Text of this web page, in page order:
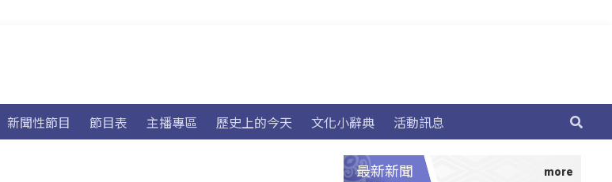
新聞性節目 節目表 主播專區 歷史上的今天 文化小辭典 活動訊息
最新新聞